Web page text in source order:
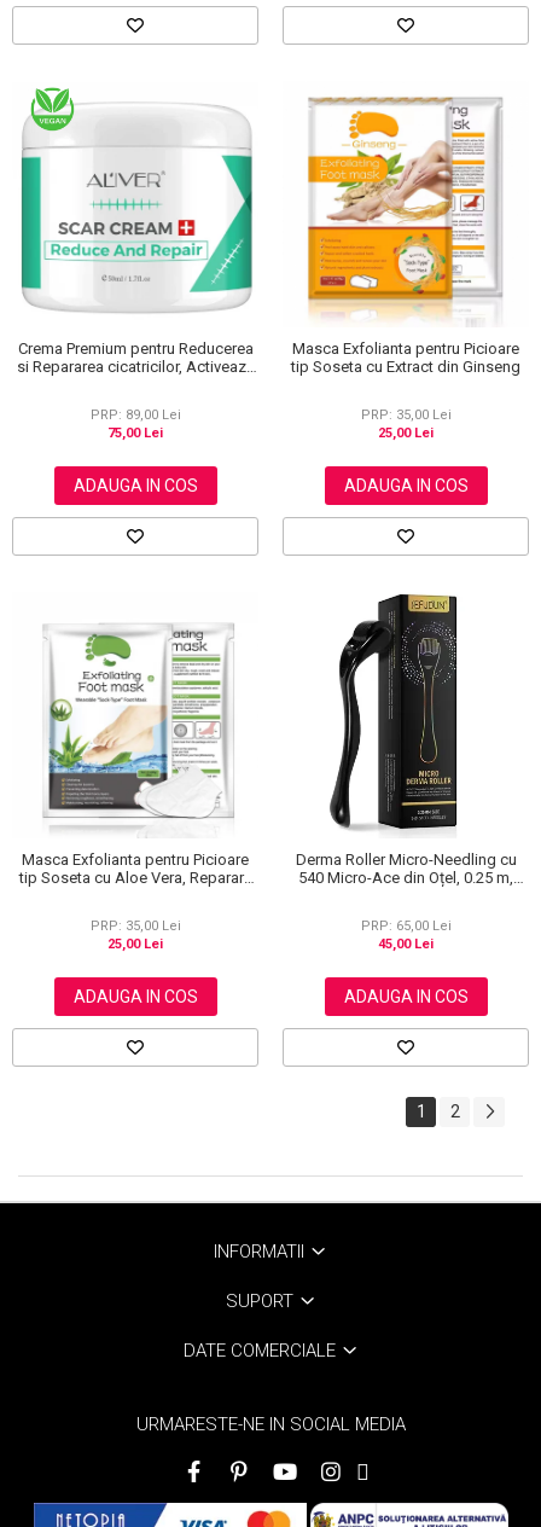
Crema Premium pentru Reducerea
si Repararea cicatricilor, Activeaza
PRP: 89,00 Lei
75,00 Lei
ADAUGA IN COS
Masca Exfolianta pentru Picioare
tip Soseta cu Extract din Ginseng
PRP: 35,00 Lei
25,00 Lei
ADAUGA IN COS
Masca Exfolianta pentru Picioare
tip Soseta cu Aloe Vera, Reparare
PRP: 35,00 Lei
25,00 Lei
ADAUGA IN COS
Derma Roller Micro-Needling cu
540 Micro-Ace din Oțel, 0.25 m,
PRP: 65,00 Lei
45,00 Lei
ADAUGA IN COS
1 2
INFORMATII
SUPORT
DATE COMERCIALE
URMARESTE-NE IN SOCIAL MEDIA